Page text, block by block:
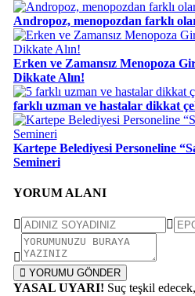
Andropoz, menopozdan farklı
Erken ve Zamansız Menopoza
Dikkate Alın!
farklı uzman ve hastalar dikkat
Kartepe Belediyesi Personeline
Semineri
YORUM ALANI
YORUMU GÖNDER
YASAL UYARI! Suç teşkil